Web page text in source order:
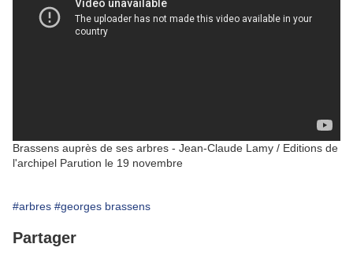
Brassens auprès de ses arbres - Jean-Claude Lamy / Editions de
l'archipel Parution le 19 novembre
#arbres #georges brassens
Partager